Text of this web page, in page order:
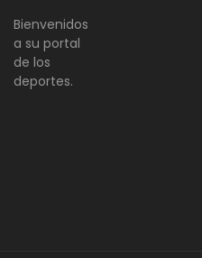
Bienvenidos
a su portal
de los
deportes.